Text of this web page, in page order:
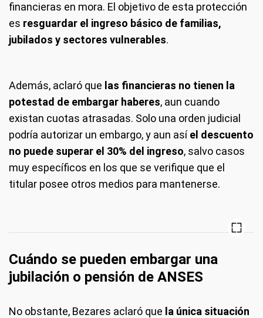
financieras en mora. El objetivo de esta protección
es resguardar el ingreso básico de familias,
jubilados y sectores vulnerables.
Además, aclaró que las financieras no tienen la
potestad de embargar haberes, aun cuando
existan cuotas atrasadas. Solo una orden judicial
podría autorizar un embargo, y aun asíel descuento
no puede superar el 30% del ingreso, salvo casos
muy específicos en los que se verifique que el
titular posee otros medios para mantenerse.
Cuándo se pueden embargar una
jubilación o pensión de ANSES
No obstante, Bezares aclaró que la única situación